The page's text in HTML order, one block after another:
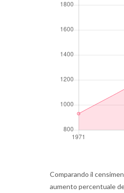
Comparando il
aumento percentuale